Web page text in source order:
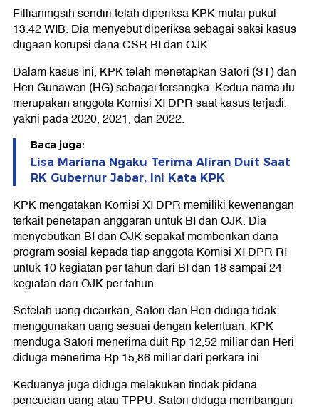
Fillianingsih sendiri telah diperiksa KPK mulai pukul
13.42 WIB. Dia menyebut diperiksa sebagai saksi kasus
dugaan korupsi dana CSR BI dan OJK.
Dalam kasus ini, KPK telah menetapkan Satori (ST) dan
Heri Gunawan (HG) sebagai tersangka. Kedua nama itu
merupakan anggota Komisi XI DPR saat kasus terjadi,
yakni pada 2020, 2021, dan 2022.
Baca juga:
Lisa Mariana Ngaku Terima Aliran Duit Saat
RK Gubernur Jabar, Ini Kata KPK
KPK mengatakan Komisi XI DPR memiliki kewenangan
terkait penetapan anggaran untuk BI dan OJK. Dia
menyebutkan BI dan OJK sepakat memberikan dana
program sosial kepada tiap anggota Komisi XI DPR RI
untuk 10 kegiatan per tahun dari BI dan 18 sampai 24
kegiatan dari OJK per tahun.
Setelah uang dicairkan, Satori dan Heri diduga tidak
menggunakan uang sesuai dengan ketentuan. KPK
menduga Satori menerima duit Rp 12,52 miliar dan Heri
diduga menerima Rp 15,86 miliar dari perkara ini.
Keduanya juga diduga melakukan tindak pidana
pencucian uang atau TPPU. Satori diduga membangun